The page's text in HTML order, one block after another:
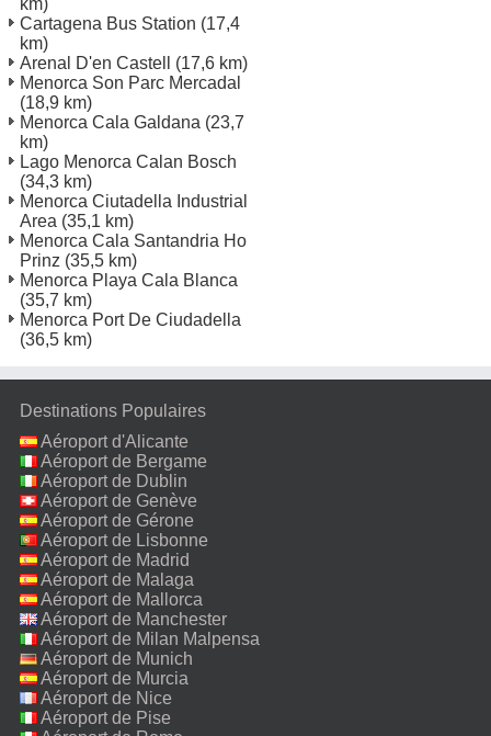
Cartagena Bus Station (17,4
km)
Arenal D'en Castell
(17,6 km)
Menorca Son Parc Mercadal
(18,9 km)
Menorca Cala Galdana (23,7
km)
Lago Menorca Calan Bosch
(34,3 km)
Menorca Ciutadella Industrial
Area (35,1 km)
Menorca Cala Santandria Ho
Prinz (35,5 km)
Menorca Playa Cala Blanca
(35,7 km)
Menorca Port De Ciudadella
(36,5 km)
Destinations Populaires
Aéroport d'Alicante
Aéroport de Bergame
Aéroport de Dublin
Aéroport de Genève
Aéroport de Gérone
Aéroport de Lisbonne
Aéroport de Madrid
Aéroport de Malaga
Aéroport de Mallorca
Aéroport de Manchester
Aéroport de Milan Malpensa
Aéroport de Munich
Aéroport de Murcia
Aéroport de Nice
Aéroport de Pise